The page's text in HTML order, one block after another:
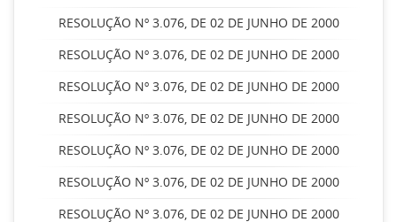
RESOLUÇÃO Nº 3.076, DE 02 DE JUNHO DE 2000
RESOLUÇÃO Nº 3.076, DE 02 DE JUNHO DE 2000
RESOLUÇÃO Nº 3.076, DE 02 DE JUNHO DE 2000
RESOLUÇÃO Nº 3.076, DE 02 DE JUNHO DE 2000
RESOLUÇÃO Nº 3.076, DE 02 DE JUNHO DE 2000
RESOLUÇÃO Nº 3.076, DE 02 DE JUNHO DE 2000
RESOLUÇÃO Nº 3.076, DE 02 DE JUNHO DE 2000